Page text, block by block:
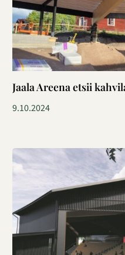
Jaala Areena etsii
9.10.2024